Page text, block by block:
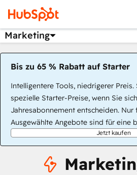
Marketing
Bis zu 65 % Rabatt auf Starter
Intelligentere Tools, niedrigerer Preis.
spezielle Starter-Preise, wenn Sie
Jahresabonnement entscheiden. Nur
Ausgewählte Angebote sind für eine
Jetzt kaufen